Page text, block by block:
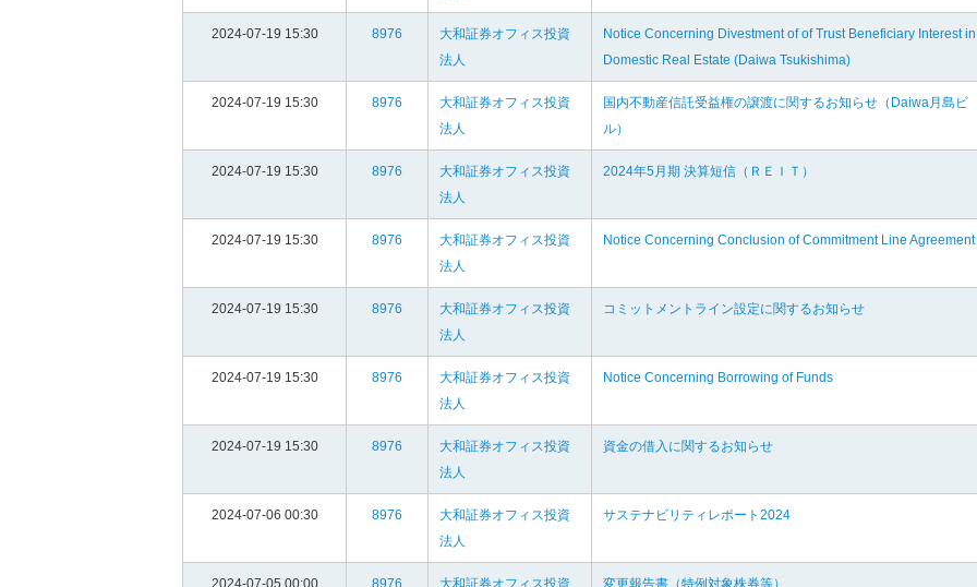
2024-07-19 15:30 8976
大和証券オフィス投資
法人
Notice Concerning Divestment of of Trust Beneficiary Interest in
Domestic Real Estate (Daiwa Tsukishima)
2024-07-19 15:30 8976
大和証券オフィス投資
法人
国内不動産信託受益権の譲渡に関するお知らせ（Daiwa月島ビ
ル）
2024-07-19 15:30 8976
大和証券オフィス投資
法人
2024年5月期 決算短信（ＲＥＩＴ）
2024-07-19 15:30 8976
大和証券オフィス投資
法人
Notice Concerning Conclusion of Commitment Line Agreement
2024-07-19 15:30 8976
大和証券オフィス投資
法人
コミットメントライン設定に関するお知らせ
2024-07-19 15:30 8976
大和証券オフィス投資
法人
Notice Concerning Borrowing of Funds
2024-07-19 15:30 8976
大和証券オフィス投資
法人
資金の借入に関するお知らせ
2024-07-06 00:30 8976
大和証券オフィス投資
法人
サステナビリティレポート2024
2024-07-05 00:00 8976
大和証券オフィス投資
変更報告書（特例対象株券等）